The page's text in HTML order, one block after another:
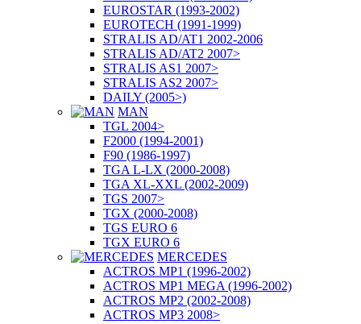
EUROSTAR (1993-2002)
EUROTECH (1991-1999)
STRALIS AD/AT1 2002-2006
STRALIS AD/AT2 2007>
STRALIS AS1 2007>
STRALIS AS2 2007>
DAILY (2005>)
MAN
TGL 2004>
F2000 (1994-2001)
F90 (1986-1997)
TGA L-LX (2000-2008)
TGA XL-XXL (2002-2009)
TGS 2007>
TGX (2000-2008)
TGS EURO 6
TGX EURO 6
MERCEDES
ACTROS MP1 (1996-2002)
ACTROS MP1 MEGA (1996-2002)
ACTROS MP2 (2002-2008)
ACTROS MP3 2008>